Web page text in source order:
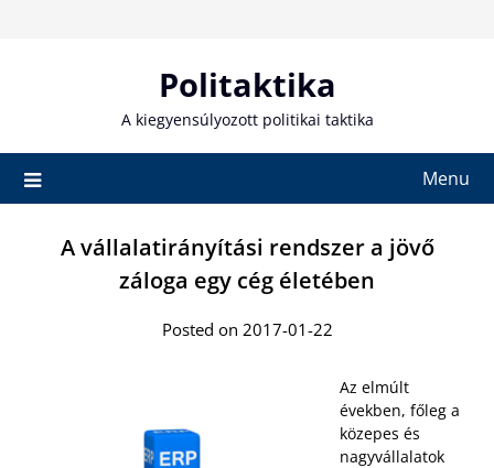
Politaktika
A kiegyensúlyozott politikai taktika
Menu
A vállalatirányítási rendszer a jövő
záloga egy cég életében
Posted on 2017-01-22
Az elmúlt
években, főleg a
közepes és
nagyvállalatok